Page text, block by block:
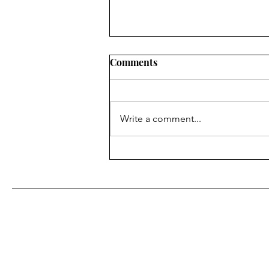
Comments
Write a comment...